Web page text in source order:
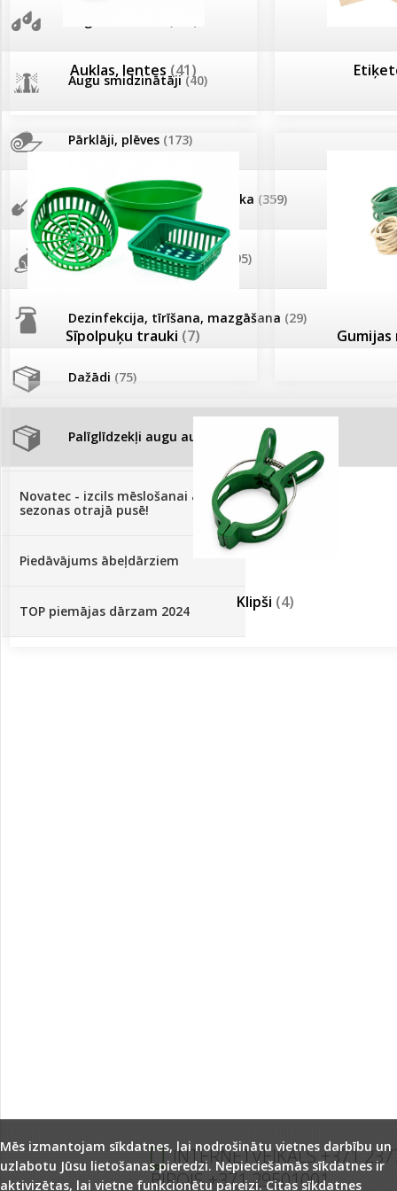
Augu smidzinātāji (40)
Pārklāji, plēves (173)
Dārza instrumenti un tehnika (359)
Deratizācija, dezinsekcija (95)
Dezinfekcija, tīrīšana, mazgāšana (29)
Dažādi (75)
Palīglīdzekļi augu audzēšanai (72)
Pievienojies braucienam uz
Turkmenistānu!
Tomātu sēklu katalogs
Tagad Vitrol GB arī 20kg
iepakojumā!
Tomātu diena 21.augustā
Ievešanas atļaujas 2025
Visas datu drošības lapas (DDL)
vienuviet
Klientu Diena
Novatec - izcils mēslošanai arī
sezonas otrajā pusē!
Piedāvājums ābeļdārziem
TOP piemājas dārzam 2024
IRRITEC
Auklas, lentes (41)
Sīpolpuķu trauki (7)
Klipši (4)
INTERNETVEIKALS +371
BIROJS +371 29501001
Mēs izmantojam sīkdatnes, lai nodrošinātu vietnes darbību un
uzlabotu Jūsu lietošanas pieredzi. Nepieciešamās sīkdatnes ir
aktivizētas, lai vietne funkcionētu pareizi. Citas sīkdatnes